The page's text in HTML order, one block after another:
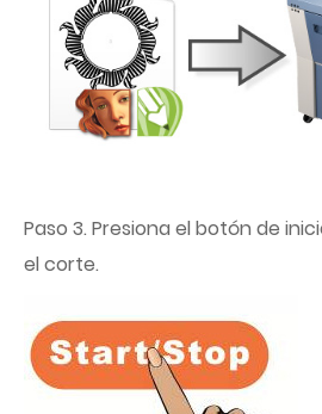
Paso 3. Presiona el botón de
el corte.